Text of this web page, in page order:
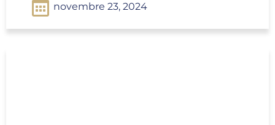
novembre 23, 2024